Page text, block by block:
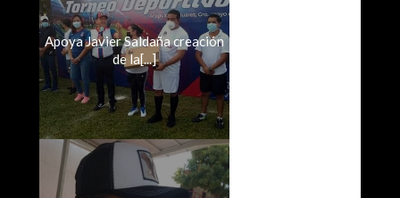
Apoya Javier Saldaña creación
de la[...]